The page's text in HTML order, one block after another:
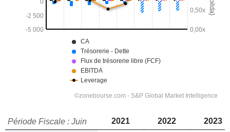
Période Fiscale : Juin 2021 2022
2023